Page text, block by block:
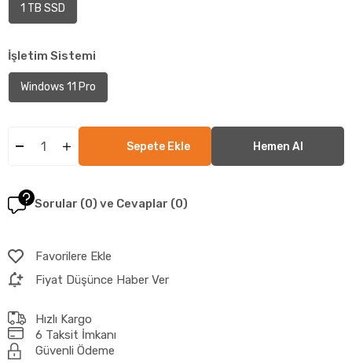
1 TB SSD
İşletim Sistemi
Windows 11 Pro
Sorular (0) ve Cevaplar (0)
Favorilere Ekle
Fiyat Düşünce Haber Ver
Hızlı Kargo
6 Taksit İmkanı
Güvenli Ödeme